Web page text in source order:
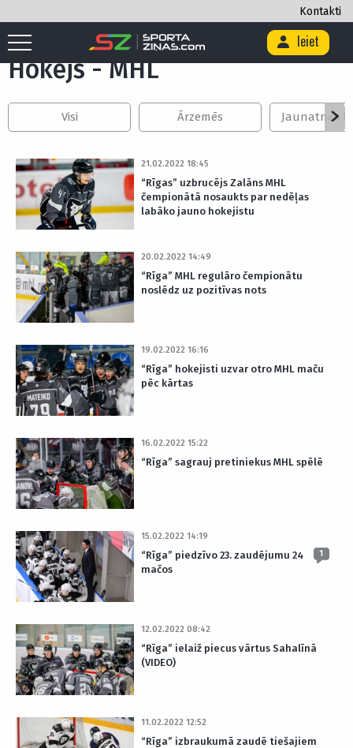
Kontakti
Ieiet
Sākums / MHL
Hokejs - MHL
Visi Ārzemēs Jaunatnes
21.02.2022 18:45
“Rīgas” uzbrucējs Zalāns MHL
čempionātā nosaukts par nedēļas
labāko jauno hokejistu
20.02.2022 14:49
“Rīga” MHL regulāro čempionātu
noslēdz uz pozitīvas nots
19.02.2022 16:16
“Rīga” hokejisti uzvar otro MHL maču
pēc kārtas
16.02.2022 15:22
“Rīga” sagrauj pretiniekus MHL spēlē
15.02.2022 14:19
“Rīga” piedzīvo 23. zaudējumu 24
mačos
1
12.02.2022 08:42
“Rīga” ielaiž piecus vārtus Sahalīnā
(VIDEO)
11.02.2022 12:52
“Rīga” izbraukumā zaudē tiešajiem